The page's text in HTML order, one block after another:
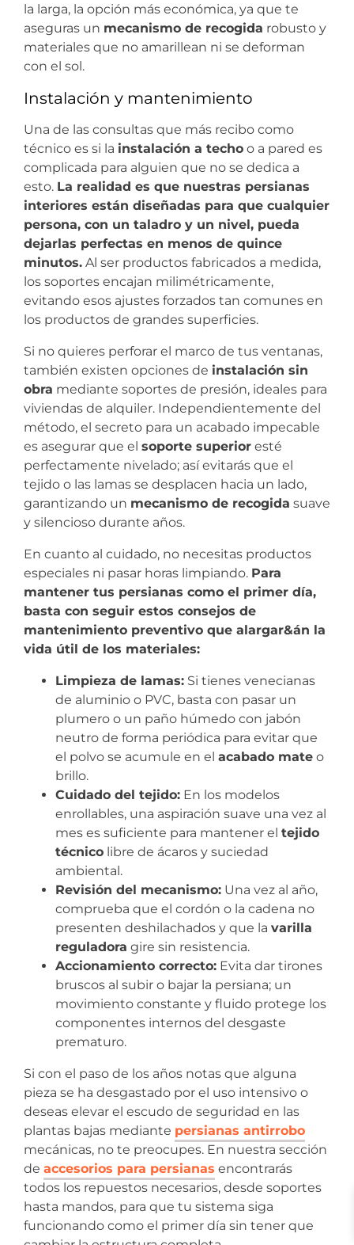
la larga, la opción más económica, ya que te
aseguras un mecanismo de recogida robusto y
materiales que no amarillean ni se deforman
con el sol.
Instalación y mantenimiento
Una de las consultas que más recibo como
técnico es si la instalación a techo o a pared es
complicada para alguien que no se dedica a
esto. La realidad es que nuestras persianas
interiores están diseñadas para que cualquier
persona, con un taladro y un nivel, pueda
dejarlas perfectas en menos de quince
minutos. Al ser productos fabricados a medida,
los soportes encajan milimétricamente,
evitando esos ajustes forzados tan comunes en
los productos de grandes superficies.
Si no quieres perforar el marco de tus ventanas,
también existen opciones de instalación sin
obra mediante soportes de presión, ideales para
viviendas de alquiler. Independientemente del
método, el secreto para un acabado impecable
es asegurar que el soporte superior esté
perfectamente nivelado; así evitarás que el
tejido o las lamas se desplacen hacia un lado,
garantizando un mecanismo de recogida suave
y silencioso durante años.
En cuanto al cuidado, no necesitas productos
especiales ni pasar horas limpiando. Para
mantener tus persianas como el primer día,
basta con seguir estos consejos de
mantenimiento preventivo que alargar&án la
vida útil de los materiales:
Limpieza de lamas: Si tienes venecianas
de aluminio o PVC, basta con pasar un
plumero o un paño húmedo con jabón
neutro de forma periódica para evitar que
el polvo se acumule en el acabado mate o
brillo.
Cuidado del tejido: En los modelos
enrollables, una aspiración suave una vez al
mes es suficiente para mantener el tejido
técnico libre de ácaros y suciedad
ambiental.
Revisión del mecanismo: Una vez al año,
comprueba que el cordón o la cadena no
presenten deshilachados y que la varilla
reguladora gire sin resistencia.
Accionamiento correcto: Evita dar tirones
bruscos al subir o bajar la persiana; un
movimiento constante y fluido protege los
componentes internos del desgaste
prematuro.
Si con el paso de los años notas que alguna
pieza se ha desgastado por el uso intensivo o
deseas elevar el escudo de seguridad en las
plantas bajas mediante persianas antirrobo
mecánicas, no te preocupes. En nuestra sección
de accesorios para persianas encontrarás
todos los repuestos necesarios, desde soportes
hasta mandos, para que tu sistema siga
funcionando como el primer día sin tener que